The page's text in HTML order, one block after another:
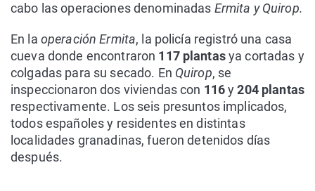
cabo las operaciones denominadas Ermita y Quirop.
En la operación Ermita, la policía registró una casa
cueva donde encontraron 117 plantasya cortadas y
colgadas para su secado. En Quirop, se
inspeccionaron dos viviendas con 116y204 plantas
respectivamente. Los seis presuntos implicados,
todos españoles y residentes en distintas
localidades granadinas, fueron detenidos días
después.